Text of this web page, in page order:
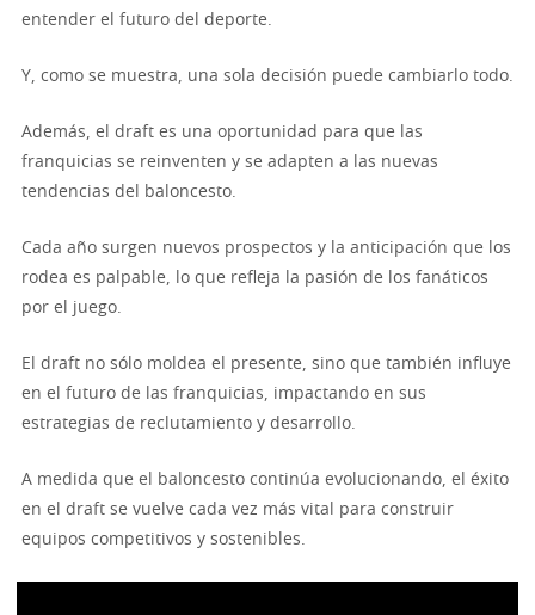
entender el futuro del deporte.
Y, como se muestra, una sola decisión puede cambiarlo todo.
Además, el draft es una oportunidad para que las
franquicias se reinventen y se adapten a las nuevas
tendencias del baloncesto.
Cada año surgen nuevos prospectos y la anticipación que los
rodea es palpable, lo que refleja la pasión de los fanáticos
por el juego.
El draft no sólo moldea el presente, sino que también influye
en el futuro de las franquicias, impactando en sus
estrategias de reclutamiento y desarrollo.
A medida que el baloncesto continúa evolucionando, el éxito
en el draft se vuelve cada vez más vital para construir
equipos competitivos y sostenibles.